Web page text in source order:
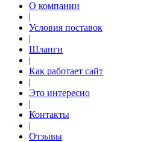
О компании
|
Условия поставок
|
Шланги
|
Как работает сайт
|
Это интересно
|
Контакты
|
Отзывы